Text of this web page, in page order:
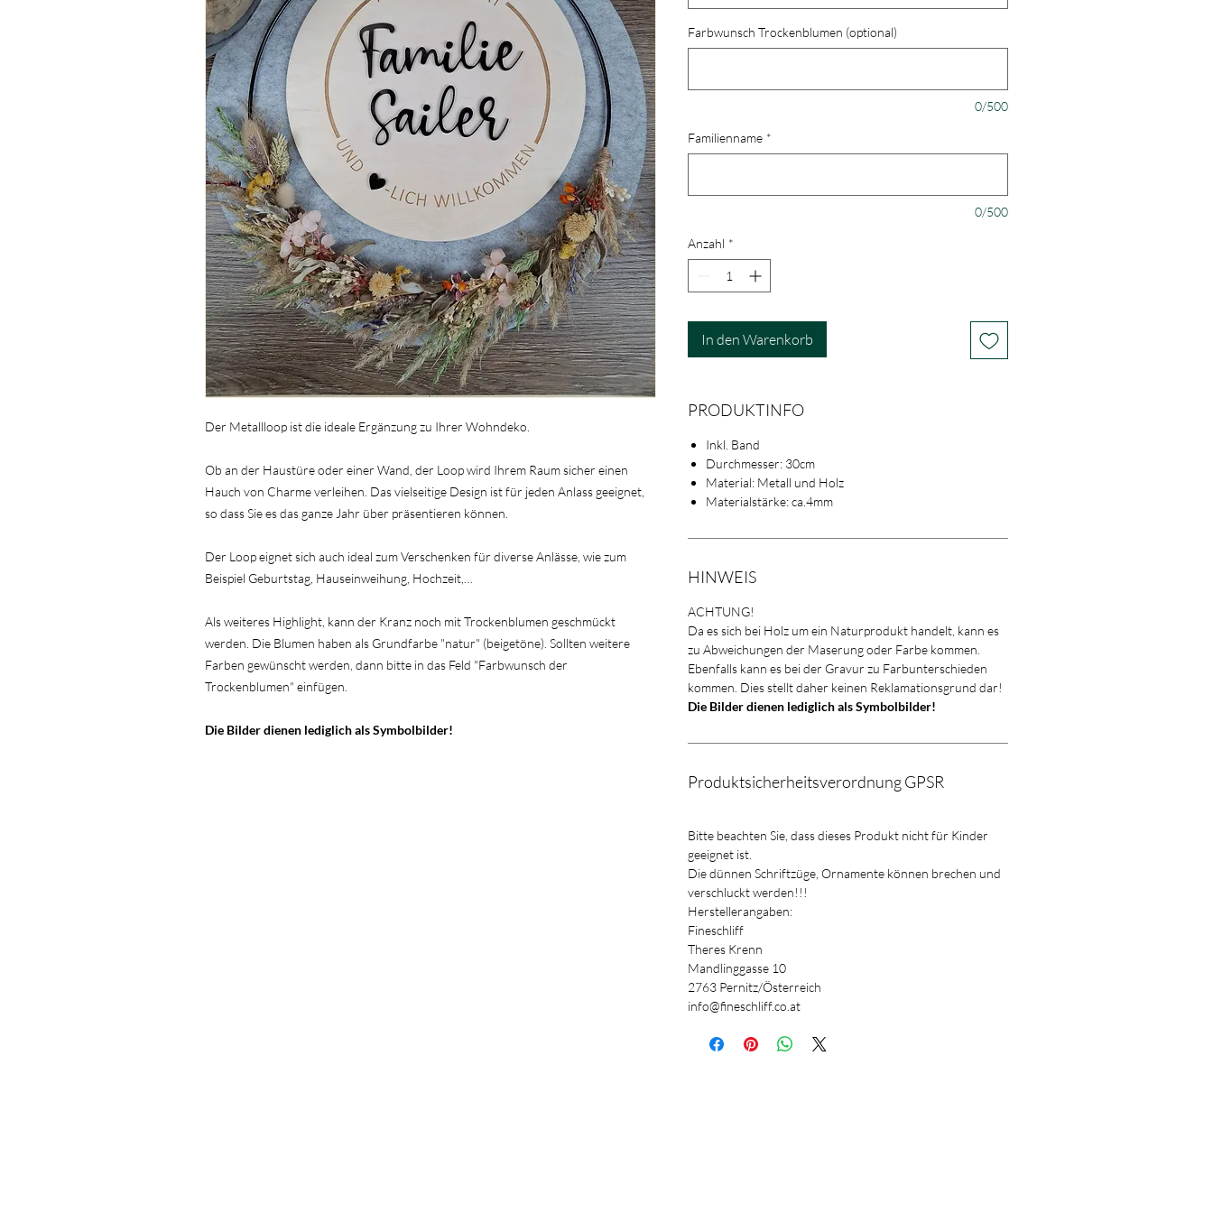
Der Metallloop ist die ideale Ergänzung zu Ihrer Wohndeko.
Ob an der Haustüre oder einer Wand, der Loop wird Ihrem Raum sicher einen
Hauch von Charme verleihen. Das vielseitige Design ist für jeden Anlass geeignet,
so dass Sie es das ganze Jahr über präsentieren können.
Der Loop eignet sich auch ideal zum Verschenken für diverse Anlässe, wie zum
Beispiel Geburtstag, Hauseinweihung, Hochzeit,…
Als weiteres Highlight, kann der Kranz noch mit Trockenblumen geschmückt
werden. Die Blumen haben als Grundfarbe "natur" (beigetöne). Sollten weitere
Farben gewünscht werden, dann bitte in das Feld "Farbwunsch der
Trockenblumen" einfügen.
Die Bilder dienen lediglich als Symbolbilder!
Farbwunsch Trockenblumen (optional)
0/500
Familienname *
0/500
Anzahl *
In den Warenkorb
PRODUKTINFO
Inkl. Band
Durchmesser: 30cm
Material: Metall und Holz
Materialstärke: ca.4mm
HINWEIS
ACHTUNG!
Da es sich bei Holz um ein Naturprodukt handelt, kann es
zu Abweichungen der Maserung oder Farbe kommen.
Ebenfalls kann es bei der Gravur zu Farbunterschieden
kommen. Dies stellt daher keinen Reklamationsgrund dar!
Die Bilder dienen lediglich als Symbolbilder!
Produktsicherheitsverordnung GPSR
Bitte beachten Sie, dass dieses Produkt nicht für Kinder
geeignet ist.
Die dünnen Schriftzüge, Ornamente können brechen und
verschluckt werden!!!
Herstellerangaben:
Fineschliff
Theres Krenn
Mandlinggasse 10
2763 Pernitz/Österreich
info@fineschliff.co.at